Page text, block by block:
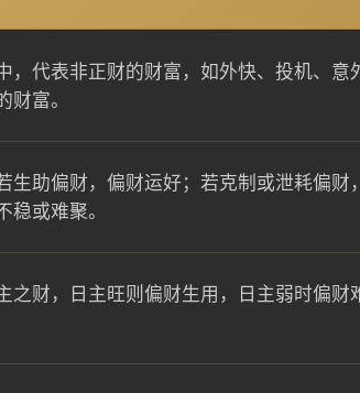
，代表非正财的财富，如外快、投机、意
财富。
生助偏财，偏财运好；若克制或泄耗偏财
稳或难聚。
之财，日主旺则偏财生用，日主弱时偏财